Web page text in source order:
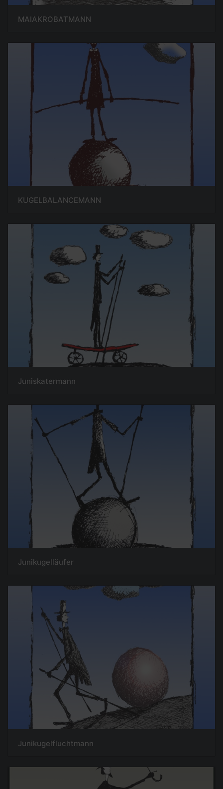
MAIAKROBATMANN
KUGELBALANCEMANN
Juniskatermann
Junikugelläufer
Junikugelfluchtmann